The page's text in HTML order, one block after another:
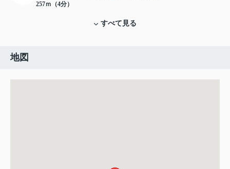
257ｍ（4分）
すべて見る
地図